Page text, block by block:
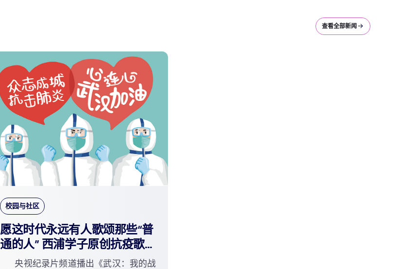
查看全部新闻
校园与社区
愿这时代永远有人歌颂那些“普
通的人” 西浦学子原创抗疫歌曲
登上央视纪录片频道
央视纪录片频道播出《武汉：我的战